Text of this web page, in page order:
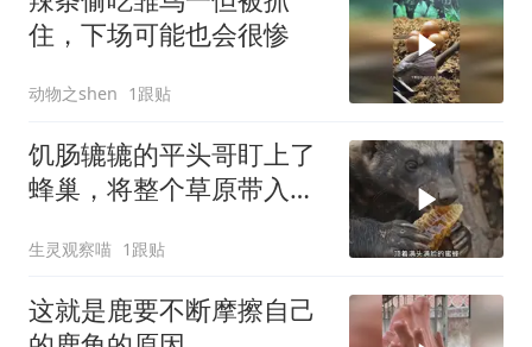
住，下场可能也会很惨
动物之shen 1跟贴
饥肠辘辘的平头哥盯上了
蜂巢，将整个草原带入了
生灵观察喵 1跟贴
这就是鹿要不断摩擦自己